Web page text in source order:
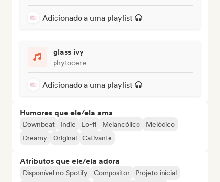
Adicionado a uma playlist
glass ivy
phytocene
Adicionado a uma playlist
Humores que ele/ela ama
Downbeat Indie Lo-fi Melancólico
Melódico
Dreamy
Original Cativante
Atributos que ele/ela adora
Disponível no Spotify Compositor
Projeto inicial